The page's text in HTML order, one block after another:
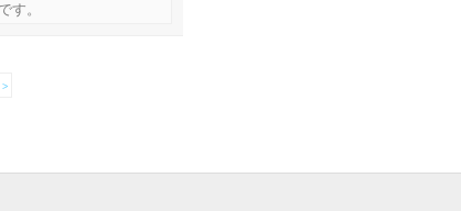
す。
>